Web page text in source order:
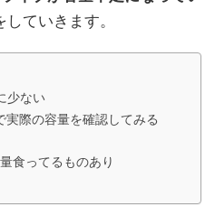
していきます。
少ない
際の容量を確認してみる
食ってるものあり